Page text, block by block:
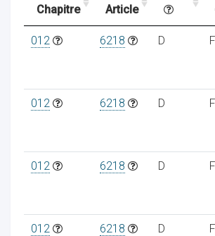
Chapitre Article
012 6218 D F
012 6218 D F
012 6218 D F
012 6218 D F